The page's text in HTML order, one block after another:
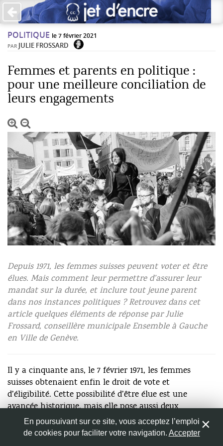
PAS DE COMMENTAIRES ×
Laisser une réponse
Votre adresse de messagerie ne sera pas publiée. Les
esprit de dialogue et les limites du respect de chacun.
Merci.
Commentaire
Nom*
Adresse de messagerie
Enregistrer mon nom, mon e-mail et mon site web dans
le navigateur pour mon prochain commentaire.
POLITIQUE le 7 février 2021
PAR JULIE FROSSARD
Femmes et parents en politique :
pour une meilleure conciliation de
leurs engagements
Depuis 1971, les femmes suisses peuvent voter et être
élues. Mais comment leur permettre d’assurer leur
mandat sur la durée, et inclure tout jeune parent
dans nos instances politiques ? Retrouvez dans cet
article quelques éléments de réponse par Julie
Frossard, conseillère municipale Ensemble à Gauche
en Ville de Genève.
Il y a cinquante ans, le 7 février 1971, les femmes
suisses obtenaient enfin le droit de vote et
d’éligibilité. Cette possibilité d’être élue est une
avancée historique, mais elle pose aussi deux
questions fondamentales, toujours d’actualité. Tout
d’abord, quels moyens sont mis en oeuvre pour que
En poursuivant sur ce site, vous acceptez l’emploi
de cookies pour faciliter votre navigation. Accepter